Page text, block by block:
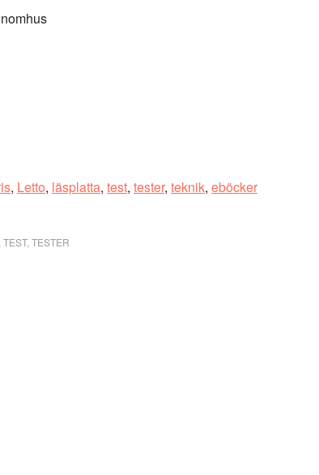
, Letto, läsplatta, test, tester, teknik, eböcker
TEST, TESTER